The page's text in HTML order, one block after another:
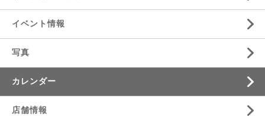
イベント情報
写真
カレンダー
店舗情報